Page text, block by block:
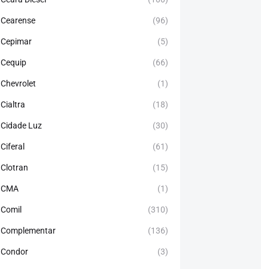
Cearense (96)
Cepimar (5)
Cequip (66)
Chevrolet (1)
Cialtra (18)
Cidade Luz (30)
Ciferal (61)
Clotran (15)
CMA (1)
Comil (310)
Complementar (136)
Condor (3)